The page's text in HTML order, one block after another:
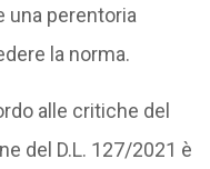
una perentoria
la norma.
alle critiche del
del D.L. 127/2021 è